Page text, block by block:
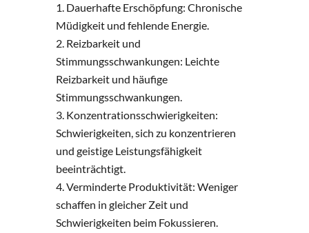
Dauerhafte Erschöpfung: Chronische
Müdigkeit und fehlende Energie.
Reizbarkeit und
Stimmungsschwankungen: Leichte
Reizbarkeit und häufige
Stimmungsschwankungen.
Konzentrationsschwierigkeiten:
Schwierigkeiten, sich zu konzentrieren
und geistige Leistungsfähigkeit
beeinträchtigt.
Verminderte Produktivität: Weniger
schaffen in gleicher Zeit und
Schwierigkeiten beim Fokussieren.